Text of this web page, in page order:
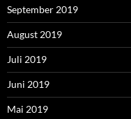
September 2019
August 2019
Juli 2019
Juni 2019
Mai 2019